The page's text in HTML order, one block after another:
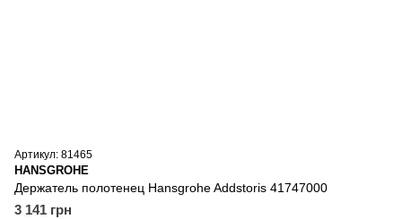
Артикул: 81465
HANSGROHE
Держатель полотенец Hansgrohe Addstoris 41747000
3 141 грн